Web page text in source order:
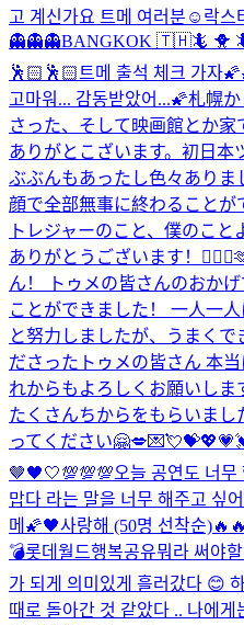
고 계신가요 트메 여러분☺️ 락스
👻👻👻BANGKOK 🇹🇭🦎 🐥
🕺🏻🕺🏻 트메 출석 체크 가자
고마워... 감동받았어...🌠札幌
さった、そして映画館とか
ありがとこざいます。初日本
ぶぶんもあったし色々あり
顔で全部無事に終わることが
トレジャーのこと、僕のこ
ありがとうございます！
ん！ トゥメの皆さんのおか
ことができました！ 一人一
と努力しましたが、うまくで
ださったトゥメの皆さん 本
れからもよろしくお願いしま
たくさんちからをもらいま
ってください🤗
🤎🖤🤍💯💯💯오늘 공연도 너
맙다 라는 말을 너무 해주고 싶어
메🌠🖤사랑해 (50명 선착순)
💣롯데월드행복공유뭐라 써야
가 되게 의미있게 흘러갔다 😊
때로 돌아간 것 같았다 .. 나에